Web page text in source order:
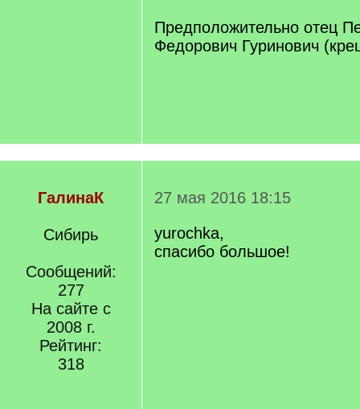
Предположительно отец
Федорович Гуринович
ГалинаК
Сибирь
Сообщений:
277
На сайте с
2008 г.
Рейтинг:
318
27 мая 2016 18:15
yurochka,
спасибо большое!